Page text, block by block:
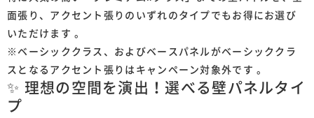
面張り、アクセント張りのいずれのタイプでもお得にお選び
いただけます 。
※ベーシッククラス、およびベースパネルがベーシッククラ
スとなるアクセント張りはキャンペーン対象外です 。
✨ 理想の空間を演出！選べる壁パネルタイ
プ